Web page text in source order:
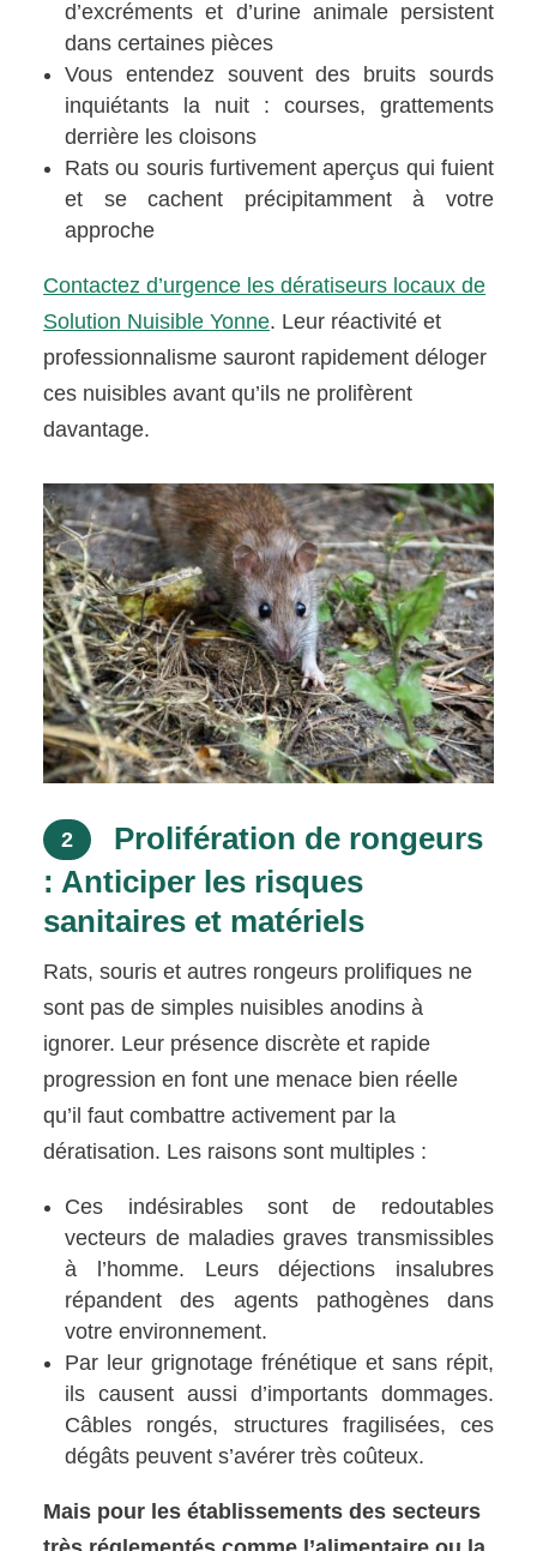
d’excréments et d’urine animale persistent
dans certaines pièces
Vous entendez souvent des bruits sourds
inquiétants la nuit : courses, grattements
derrière les cloisons
Rats ou souris furtivement aperçus qui fuient
et se cachent précipitamment à votre
approche
Contactez d’urgence les dératiseurs locaux de
Solution Nuisible Yonne. Leur réactivité et
professionnalisme sauront rapidement déloger
ces nuisibles avant qu’ils ne prolifèrent
davantage.
2
Prolifération de rongeurs
: Anticiper les risques
sanitaires et matériels
Rats, souris et autres rongeurs prolifiques ne
sont pas de simples nuisibles anodins à
ignorer. Leur présence discrète et rapide
progression en font une menace bien réelle
qu’il faut combattre activement par la
dératisation. Les raisons sont multiples :
Ces indésirables sont de redoutables
vecteurs de maladies graves transmissibles
à l’homme. Leurs déjections insalubres
répandent des agents pathogènes dans
votre environnement.
Par leur grignotage frénétique et sans répit,
ils causent aussi d’importants dommages.
Câbles rongés, structures fragilisées, ces
dégâts peuvent s’avérer très coûteux.
Mais pour les établissements des secteurs